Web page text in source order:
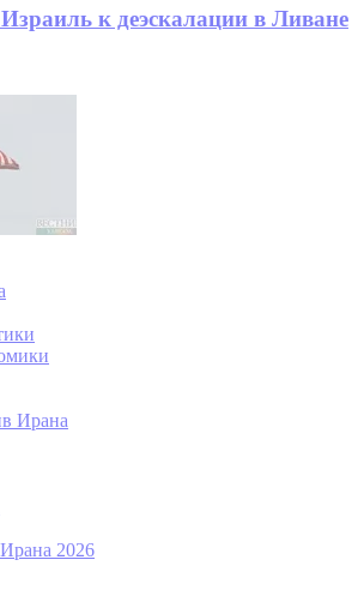
к деэскалации в Ливане
Ирана
2026